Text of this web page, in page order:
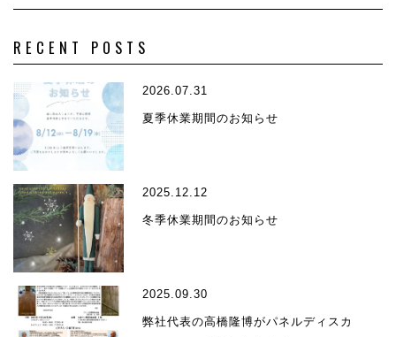
RECENT POSTS
2026.07.31
夏季休業期間のお知らせ
2025.12.12
冬季休業期間のお知らせ
2025.09.30
弊社代表の高橋隆博がパネルディスカ